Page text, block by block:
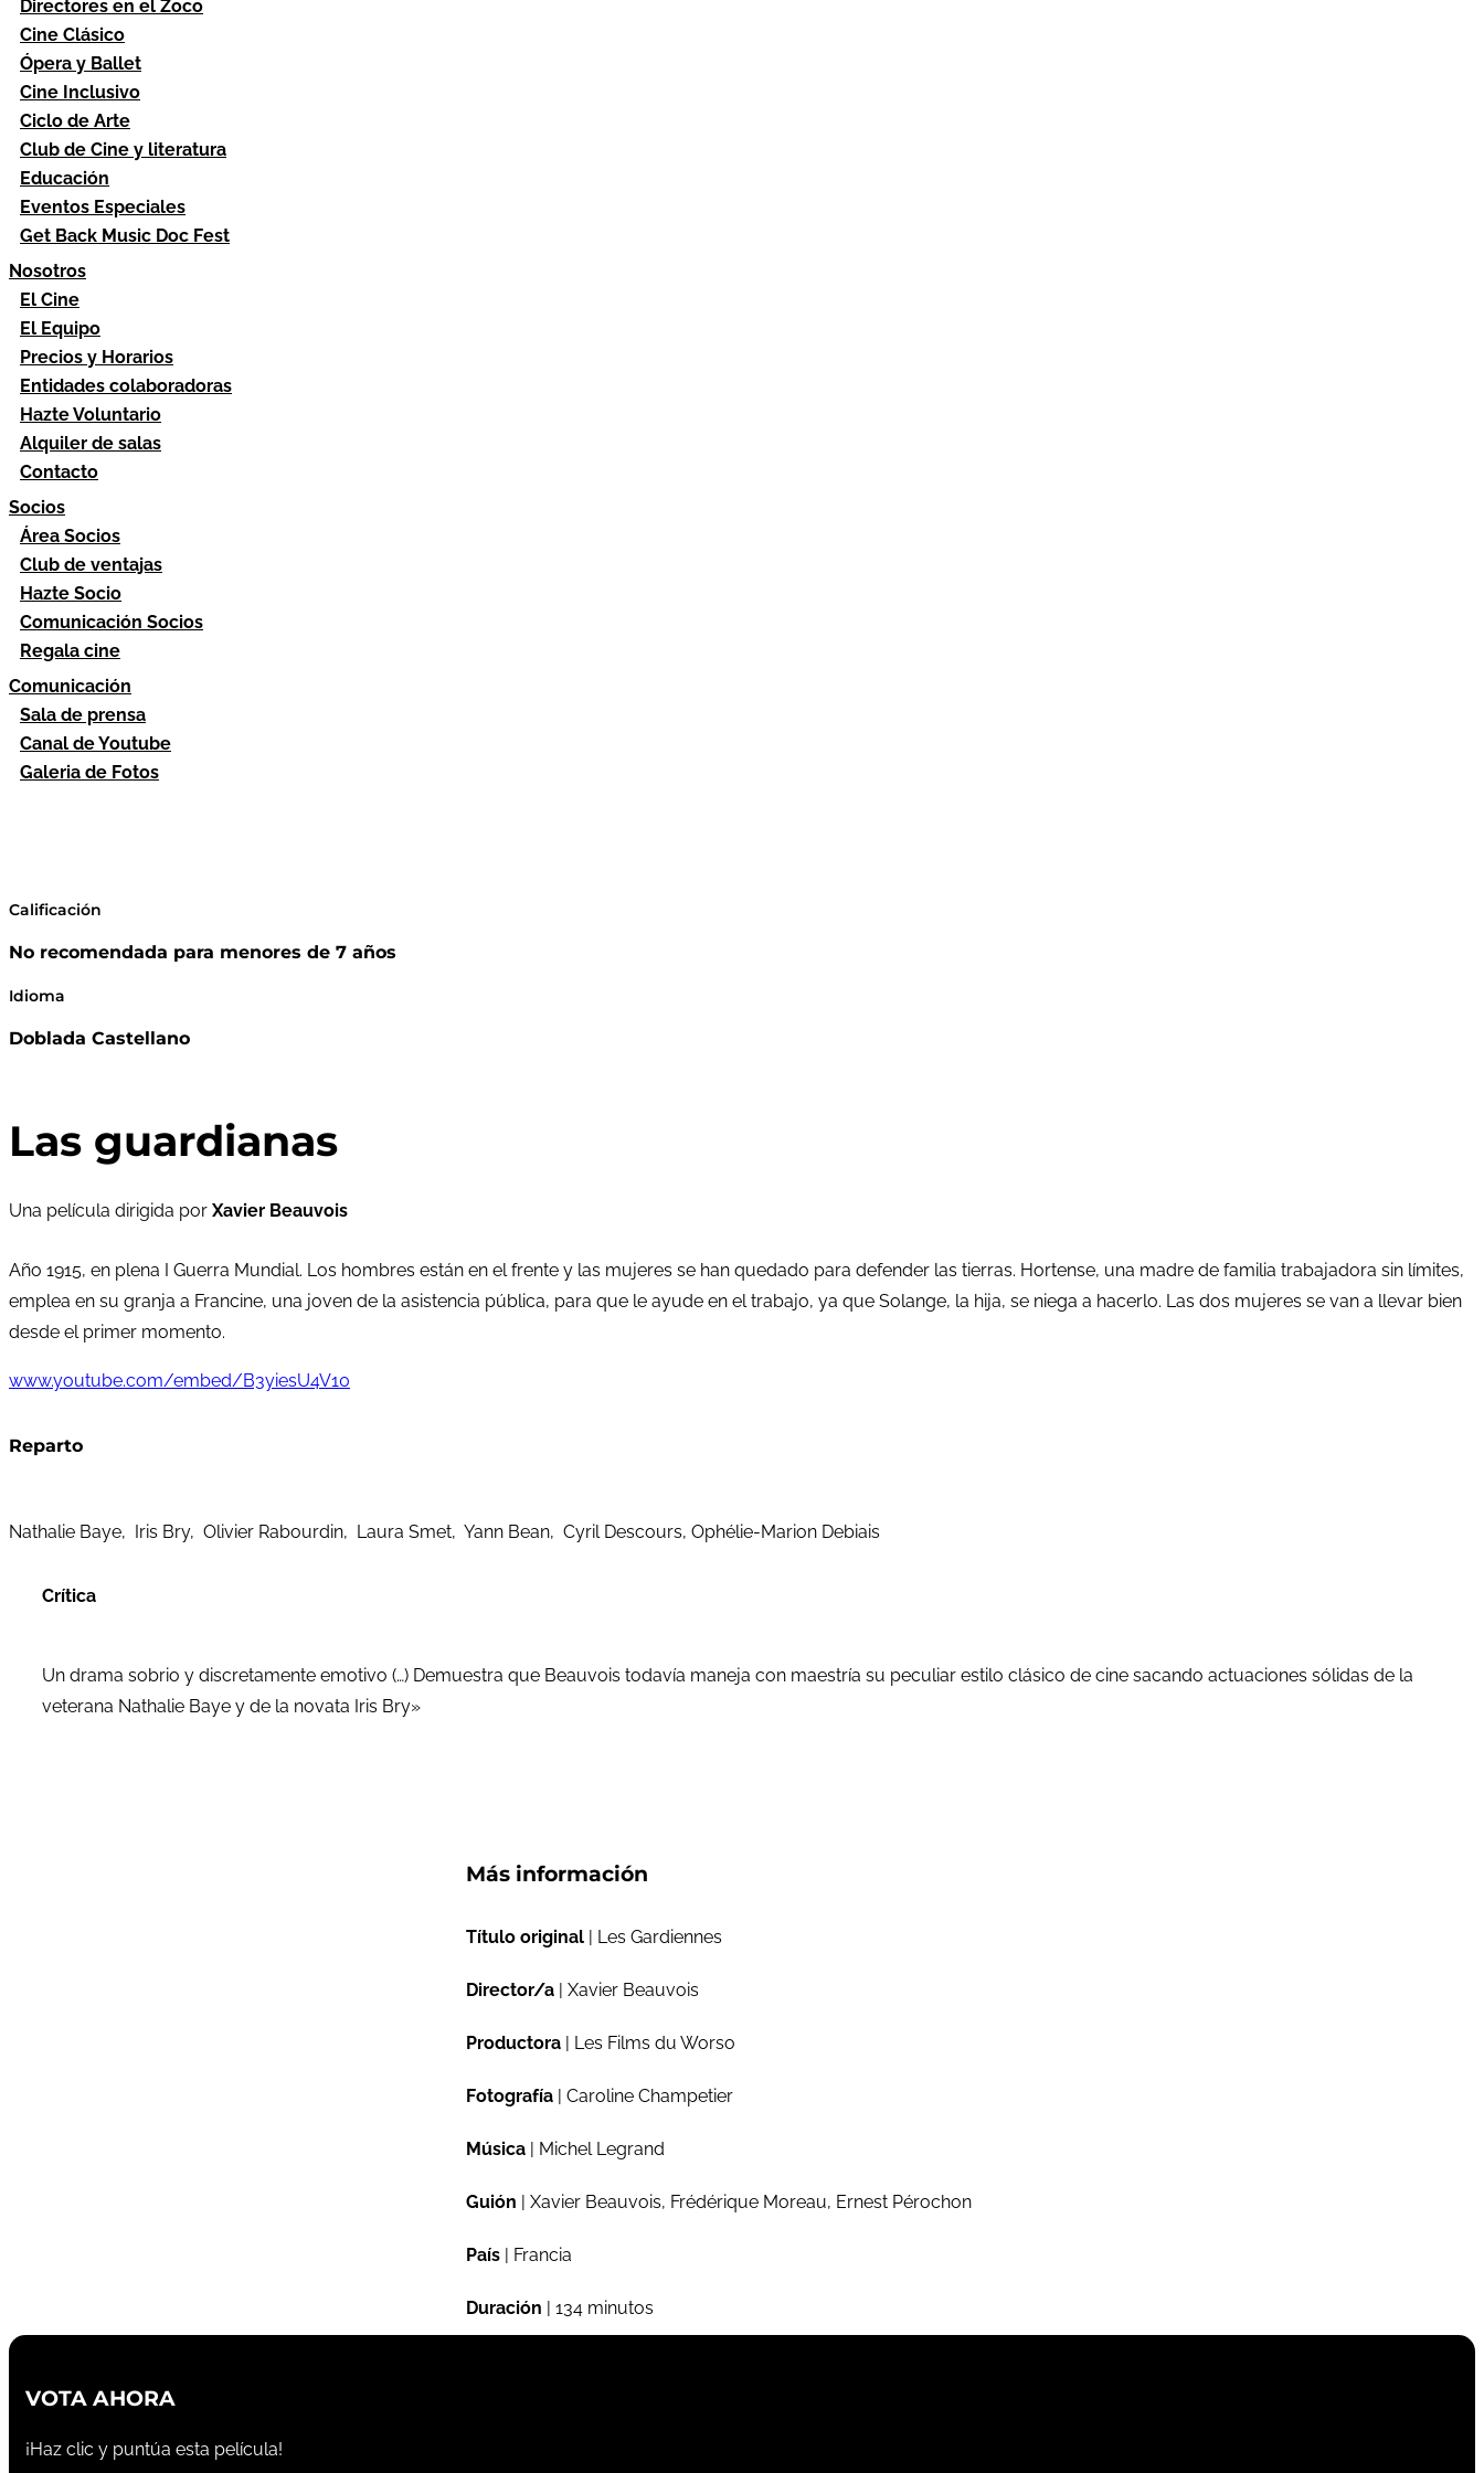
Directores en el Zoco
Cine Clásico
Ópera y Ballet
Cine Inclusivo
Ciclo de Arte
Club de Cine y literatura
Educación
Eventos Especiales
Get Back Music Doc Fest
Nosotros
El Cine
El Equipo
Precios y Horarios
Entidades colaboradoras
Hazte Voluntario
Alquiler de salas
Contacto
Socios
Área Socios
Club de ventajas
Hazte Socio
Comunicación Socios
Regala cine
Comunicación
Sala de prensa
Canal de Youtube
Galeria de Fotos
Calificación
No recomendada para menores de 7 años
Idioma
Doblada Castellano
Las guardianas
Una película dirigida por Xavier Beauvois
Año 1915, en plena I Guerra Mundial. Los hombres están en el frente y las mujeres se han quedado para defender las tierras. Hortense, una madre de familia trabajadora sin límites,
emplea en su granja a Francine, una joven de la asistencia pública, para que le ayude en el trabajo, ya que Solange, la hija, se niega a hacerlo. Las dos mujeres se van a llevar bien
desde el primer momento.
www.youtube.com/embed/B3yiesU4V10
Reparto
Nathalie Baye, Iris Bry, Olivier Rabourdin, Laura Smet, Yann Bean, Cyril Descours, Ophélie-Marion Debiais
Crítica
Un drama sobrio y discretamente emotivo (…) Demuestra que Beauvois todavía maneja con maestría su peculiar estilo clásico de cine sacando actuaciones sólidas de la
veterana Nathalie Baye y de la novata Iris Bry»
Más información
Título original | Les Gardiennes
Director/a | Xavier Beauvois
Productora | Les Films du Worso
Fotografía | Caroline Champetier
Música | Michel Legrand
Guión | Xavier Beauvois, Frédérique Moreau, Ernest Pérochon
País | Francia
Duración | 134 minutos
VOTA AHORA
¡Haz clic y puntúa esta película!